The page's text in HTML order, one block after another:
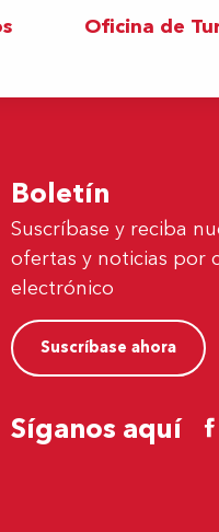
Oficina de
Boletín
Suscríbase y reciba
ofertas y noticias por
electrónico
Suscríbase ahora
Síganos aquí